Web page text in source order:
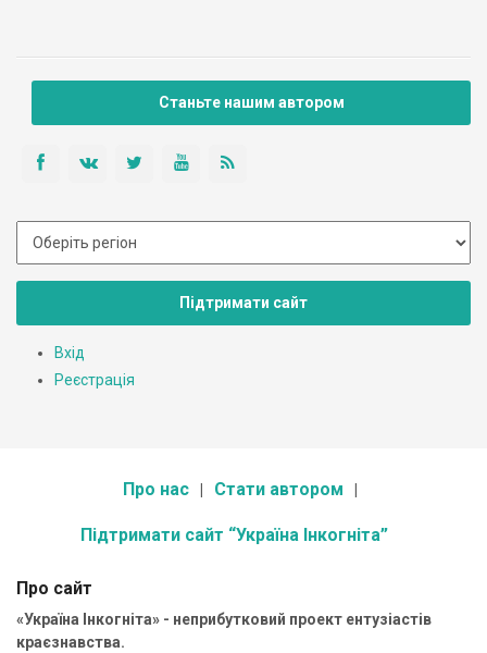
Станьте нашим автором
Підтримати сайт
Вхід
Реєстрація
Про нас Стати автором
Підтримати сайт “Україна Інкогніта”
Про сайт
«Україна Інкогніта» - неприбутковий проект ентузіастів
краєзнавства.